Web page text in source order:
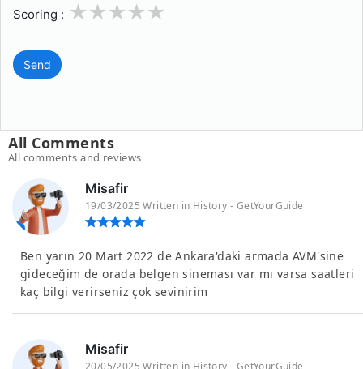
Scoring : 3
2
1
Send
All Comments
All comments and reviews
Misafir
19/03/2025 Written in History - GetYourGuide
Ben yarın 20 Mart 2022 de Ankara'daki armada AVM'sine
gideceğim de orada belgen sineması var mı varsa saatleri
kaç bilgi verirseniz çok sevinirim
Misafir
20/05/2025 Written in History - GetYourGuide